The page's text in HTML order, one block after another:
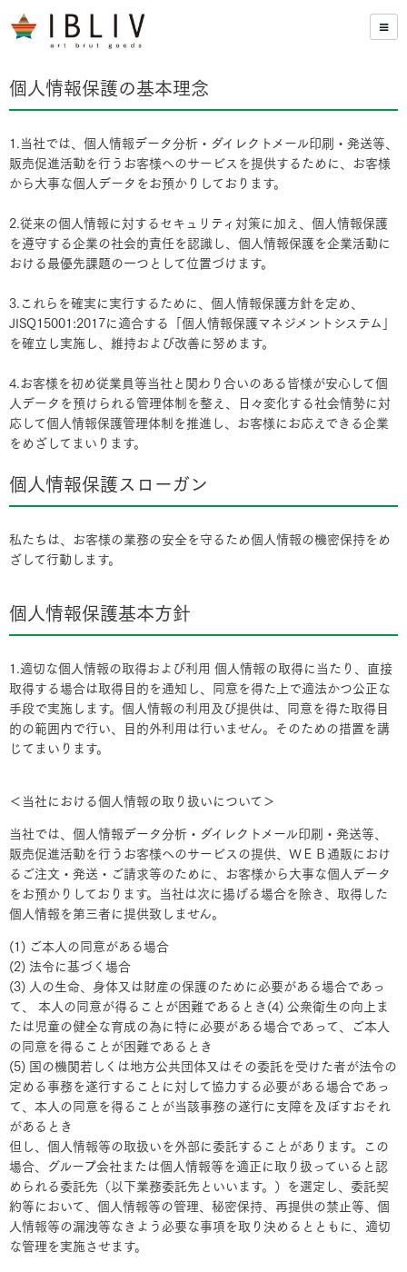
個人情報保護の基本理念
1.当社では、個人情報データ分析・ダイレクトメール印刷・発送等、
販売促進活動を行うお客様へのサービスを提供するために、お客様
から大事な個人データをお預かりしております。
2.従来の個人情報に対するセキュリティ対策に加え、個人情報保護
を遵守する企業の社会的責任を認識し、個人情報保護を企業活動に
おける最優先課題の一つとして位置づけます。
3.これらを確実に実行するために、個人情報保護方針を定め、
JISQ15001:2017に適合する「個人情報保護マネジメントシステム」
を確立し実施し、維持および改善に努めます。
4.お客様を初め従業員等当社と関わり合いのある皆様が安心して個
人データを預けられる管理体制を整え、日々変化する社会情勢に対
応して個人情報保護管理体制を推進し、お客様にお応えできる企業
をめざしてまいります。
個人情報保護スローガン
私たちは、お客様の業務の安全を守るため個人情報の機密保持をめ
ざして行動します。
個人情報保護基本方針
1.適切な個人情報の取得および利用 個人情報の取得に当たり、直接
取得する場合は取得目的を通知し、同意を得た上で適法かつ公正な
手段で実施します。個人情報の利用及び提供は、同意を得た取得目
的の範囲内で行い、目的外利用は行いません。そのための措置を講
じてまいります。
＜当社における個人情報の取り扱いについて＞
当社では、個人情報データ分析・ダイレクトメール印刷・発送等、
販売促進活動を行うお客様へのサービスの提供、ＷＥＢ通販におけ
るご注文・発送・ご請求等のために、お客様から大事な個人データ
をお預かりしております。当社は次に揚げる場合を除き、取得した
個人情報を第三者に提供致しません。
(1) ご本人の同意がある場合
(2) 法令に基づく場合
(3) 人の生命、身体又は財産の保護のために必要がある場合であっ
て、 本人の同意が得ることが困難であるとき(4) 公衆衛生の向上ま
たは児童の健全な育成の為に特に必要がある場合であって、ご本人
の同意を得ることが困難であるとき
(5) 国の機関若しくは地方公共団体又はその委託を受けた者が法令の
定める事務を遂行することに対して協力する必要がある場合であっ
て、本人の同意を得ることが当該事務の遂行に支障を及ぼすおそれ
があるとき
但し、個人情報等の取扱いを外部に委託することがあります。この
場合、グループ会社または個人情報等を適正に取り扱っていると認
められる委託先（以下業務委託先といいます。）を選定し、委託契
約等において、個人情報等の管理、秘密保持、再提供の禁止等、個
人情報等の漏洩等なきよう必要な事項を取り決めるとともに、適切
な管理を実施させます。